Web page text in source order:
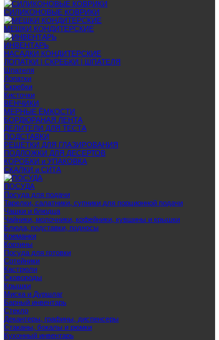
СИЛИКОНОВЫЕ КОВРИКИ
МЕШКИ КОНДИТЕРСКИЕ
ИНВЕНТАРЬ
НАСАДКИ КОНДИТЕРСКИЕ
ЛОПАТКИ | СКРЕБКИ | ШПАТЕЛЯ
Шпателя
Лопатки
Скребки
Кисточки
ВЕНЧИКИ
МЕРНЫЕ ЁМКОСТИ
БОРДЮРАНАЯ ЛЕНТА
ДЕЛИТЕЛИ ДЛЯ ТЕСТА
ПОДСТАВКИ
РЕШЕТКИ ДЛЯ ГЛАЗИРОВАНИЯ
ПОДЛОЖКИ ДЛЯ ДЕСЕРТОВ
КОРОБКИ и УПАКОВКА
СКАЛКИ и СИТА
ПОСУДА
Посуда для подачи
Тарелки, салатники, супники для порционной подачи
Чашки и блюдца
Чайники, молочники, кофейники, кувшины и крышки
Блюда, подставки, подносы
Креманки
Корзины
Посуда для готовки
Сотейники
Кастрюли
Сковороды
Крышки
Миска и Дуршлаг
Барный инвентарь
Стекло
Декантеры, графины, диспенсеры
Стаканы, бокалы и рюмки
Кухонный инвентарь